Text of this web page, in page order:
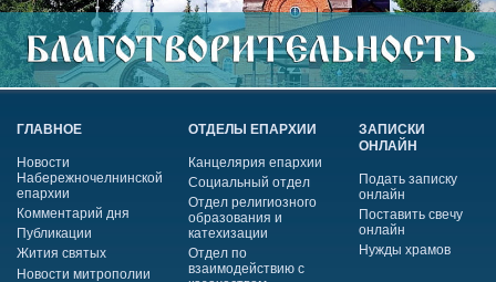
ГЛАВНОЕ
Новости
Набережночелнинской
епархии
Комментарий дня
Публикации
Жития святых
Новости митрополии
ОТДЕЛЫ ЕПАРХИИ
Канцелярия епархии
Социальный отдел
Отдел религиозного
образования и
катехизации
Отдел по
взаимодействию с
ЗАПИСКИ
ОНЛАЙН
Подать записку
онлайн
Поставить свечу
онлайн
Нужды храмов